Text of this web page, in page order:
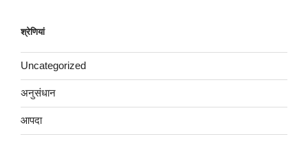
श्रेणियां
Uncategorized
अनुसंधान
आपदा